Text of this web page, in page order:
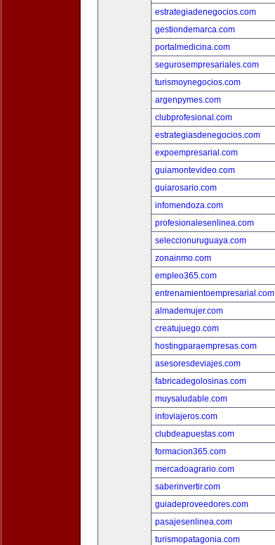
estrategiadenegocios.com
gestiondemarca.com
portalmedicina.com
segurosempresariales.com
turismoynegocios.com
argenpymes.com
clubprofesional.com
estrategiasdenegocios.com
expoempresarial.com
guiamontevideo.com
guiarosario.com
infomendoza.com
profesionalesenlinea.com
seleccionuruguaya.com
zonainmo.com
empleo365.com
entrenamientoempresarial.com
almademujer.com
creatujuego.com
hostingparaempresas.com
asesoresdeviajes.com
fabricadegolosinas.com
muysaludable.com
infoviajeros.com
clubdeapuestas.com
formacion365.com
mercadoagrario.com
saberinvertir.com
guiadeproveedores.com
pasajesenlinea.com
turismopatagonia.com